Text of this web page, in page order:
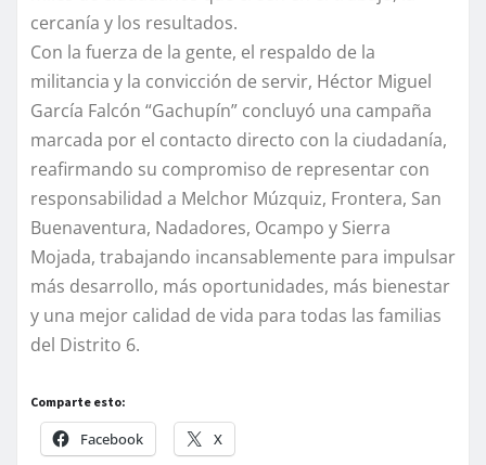
cercanía y los resultados.
Con la fuerza de la gente, el respaldo de la
militancia y la convicción de servir, Héctor Miguel
García Falcón “Gachupín” concluyó una campaña
marcada por el contacto directo con la ciudadanía,
reafirmando su compromiso de representar con
responsabilidad a Melchor Múzquiz, Frontera, San
Buenaventura, Nadadores, Ocampo y Sierra
Mojada, trabajando incansablemente para impulsar
más desarrollo, más oportunidades, más bienestar
y una mejor calidad de vida para todas las familias
del Distrito 6.
Comparte esto:
Facebook X